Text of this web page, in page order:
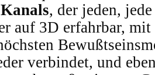
, der jeden,
auf 3D erfahrbar,
verbindet, und